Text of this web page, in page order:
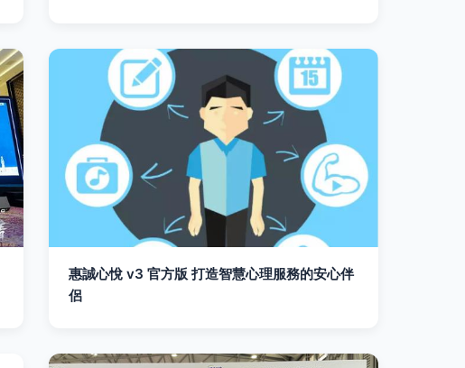
惠誠心悅 v3 官方版 打造智慧心理服務的安心伴
侶